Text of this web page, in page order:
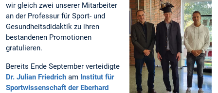
wir gleich zwei unserer Mitarbeiter
an der Professur für Sport- und
Gesundheitsdidaktik zu ihren
bestandenen Promotionen
gratulieren.
Bereits Ende September verteidigte
Dr. Julian Friedrich am Institut für
Sportwissenschaft der Eberhard